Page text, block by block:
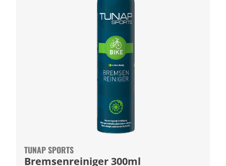
TUNAP SPORTS
Bremsenreiniger 300ml